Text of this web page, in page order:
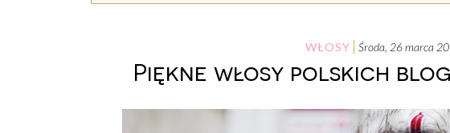
WŁOSY środa, 26 marca
Piękne włosy polskich